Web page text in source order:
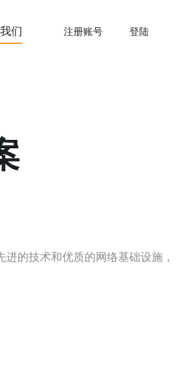
们 注册账号 登陆
的技术和优质的网络基础设施，